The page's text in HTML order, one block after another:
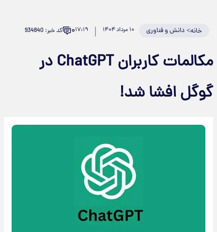
خانه>دانش و فناوری ۱۰ مرداد ۱۴۰۴ ۱۷:۱۹۰ کد خبر: 934840
مکالمات کاربران ChatGPT در
گوگل افشا شد!